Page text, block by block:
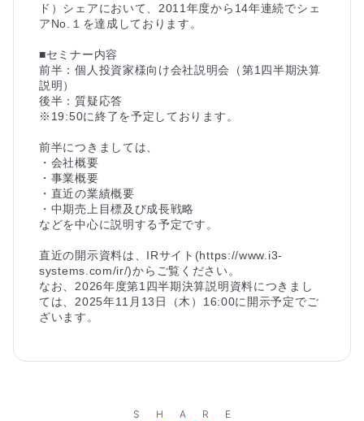
ド）シェアにおいて、2011年度から14年連続でシェ
アNo.１を達成しております。
■セミナー内容
前半：個人投資家様向け会社説明会（第1四半期決算
説明）
後半：質疑応答
※19:50に終了を予定しております。
前半につきましては、
・会社概要
・事業概要
・直近の業績概要
・中期売上目標及び成長戦略
などを中心に説明する予定です。
直近の開示資料は、IRサイト(https://www.i3-
systems.com/ir/)からご覧ください。
なお、2026年度第1四半期決算説明資料につきまし
ては、2025年11月13日（木）16:00に開示予定でご
ざいます。
SHARE